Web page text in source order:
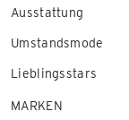
Ausstattung
Umstandsmode
Lieblingsstars
MARKEN